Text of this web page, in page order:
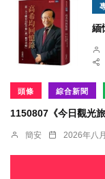
緬
頭條 綜合新聞
1150807《今日觀光
簡安 2026年八